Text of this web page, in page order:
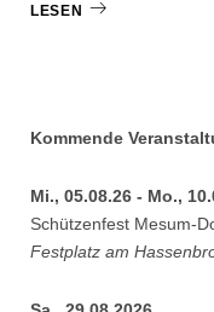
LESEN
Kommende
Mi., 05.08.26 - Mo.,
Schützenfest Mesum-
Festplatz am